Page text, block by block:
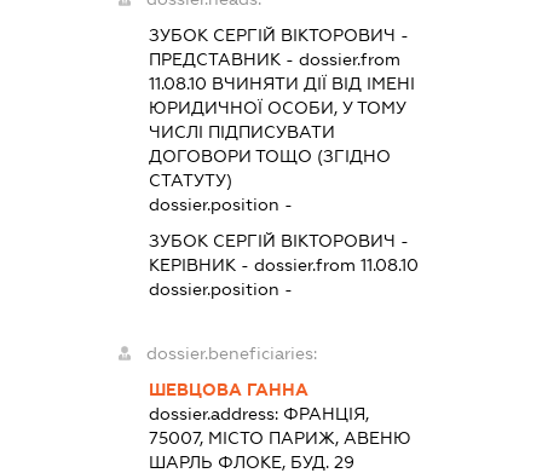
ЗУБОК СЕРГІЙ ВІКТОРОВИЧ -
ПРЕДСТАВНИК - dossier.from
11.08.10 ВЧИНЯТИ ДІЇ ВІД ІМЕНІ
ЮРИДИЧНОЇ ОСОБИ, У ТОМУ
ЧИСЛІ ПІДПИСУВАТИ
ДОГОВОРИ ТОЩО (ЗГІДНО
СТАТУТУ)
dossier.position -
ЗУБОК СЕРГІЙ ВІКТОРОВИЧ -
КЕРІВНИК - dossier.from 11.08.10
dossier.position -
dossier.beneficiaries:
ШЕВЦОВА ГАННА
dossier.address: ФРАНЦІЯ,
75007, МІСТО ПАРИЖ, АВЕНЮ
ШАРЛЬ ФЛОКЕ, БУД. 29